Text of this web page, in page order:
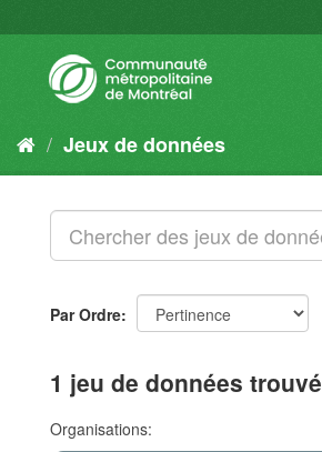
Jeux de données
Par Ordre
1 jeu de données trouvé
Organisations: